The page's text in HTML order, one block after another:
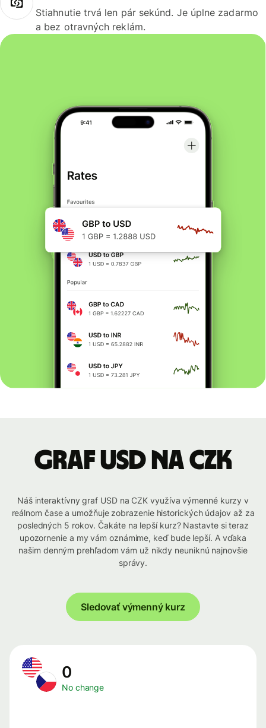
Stiahnutie trvá len pár sekúnd. Je úplne zadarmo
a bez otravných reklám.
graf USD na CZK
Náš interaktívny graf USD na CZK využíva výmenné kurzy v
reálnom čase a umožňuje zobrazenie historických údajov až za
posledných 5 rokov. Čakáte na lepší kurz? Nastavte si teraz
upozornenie a my vám oznámime, keď bude lepší. A vďaka
našim denným prehľadom vám už nikdy neuniknú najnovšie
správy.
Sledovať výmenný kurz
0
No change